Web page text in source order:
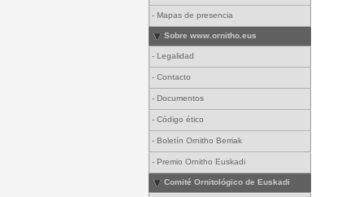
- Mapas de presencia
Sobre www.ornitho.eus
- Legalidad
- Contacto
- Documentos
- Código ético
- Boletín Ornitho Berriak
- Premio Ornitho Euskadi
Comité Ornitológico de Euskadi